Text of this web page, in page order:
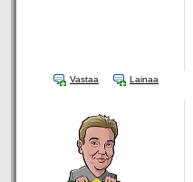
Vastaa Lainaa